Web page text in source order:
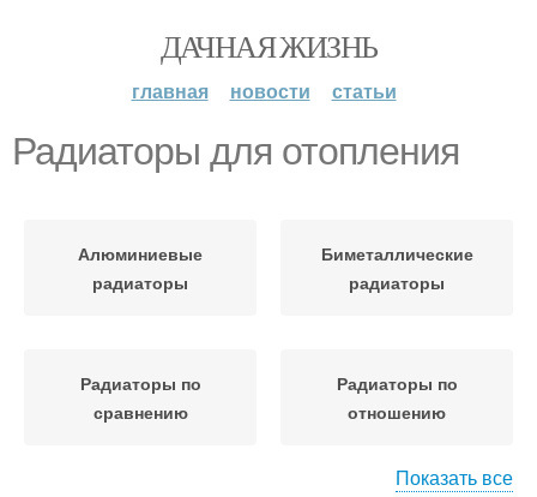
ДАЧНАЯ ЖИЗНЬ
главная новости статьи
Радиаторы для отопления
Алюминиевые
радиаторы
Биметаллические
радиаторы
Радиаторы по
сравнению
Радиаторы по
отношению
Показать все